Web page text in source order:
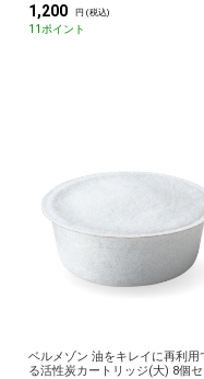
1,200 円 (税込)
11ポイント
ベルメゾン 油をキレイに再利用
る活性炭カートリッジ(大) 8個セ